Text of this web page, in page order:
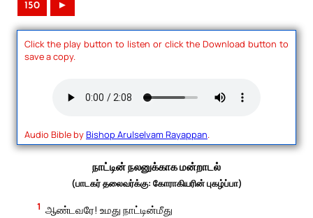
150 ►
Click the play button to listen or click the Download button to
save a copy.
Audio Bible byBishop Arulselvam Rayappan.
நாட்டின் நலனுக்காக மன்றாடல்
(பாடகர் தலைவர்க்கு: கோராகியரின் புகழ்ப்பா)
1 ஆண்டவரே! உமது நாட்டின்மீது